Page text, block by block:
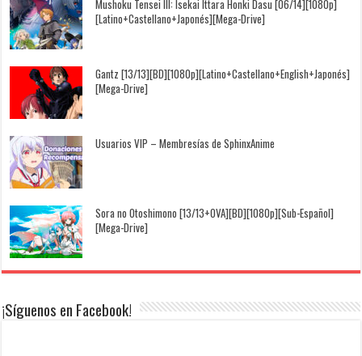
Mushoku Tensei III: Isekai Ittara Honki Dasu [06/14][1080p]
[Latino+Castellano+Japonés][Mega-Drive]
Gantz [13/13][BD][1080p][Latino+Castellano+English+Japonés]
[Mega-Drive]
Usuarios VIP – Membresías de SphinxAnime
Sora no Otoshimono [13/13+OVA][BD][1080p][Sub-Español]
[Mega-Drive]
¡Síguenos en Facebook!